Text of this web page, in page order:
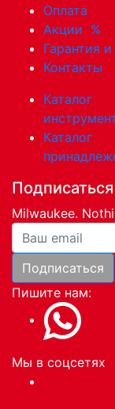
Оплата
Акции %
Гарантия
Контакты
Каталог
Каталог
Milwaukee.
Ваша почта
Подписаться
Пишите нам:
Мы в соцсетях